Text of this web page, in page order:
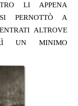
LI APPENA
PERNOTTÒ A
ALTROVE
UN MINIMO